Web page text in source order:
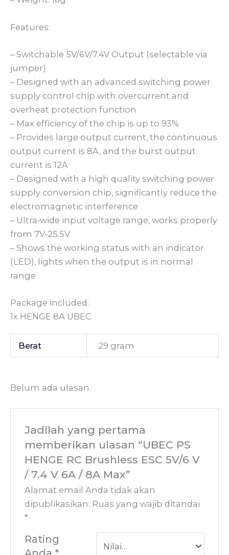
Features:
– Switchable 5V/6V/7.4V Output (selectable via
jumper)
– Designed with an advanced switching power
supply control chip with overcurrent and
overheat protection function
– Max efficiency of the chip is up to 93%
– Provides large output current, the continuous
output current is 8A, and the burst output
current is 12A
– Designed with a high quality switching power
supply conversion chip, significantly reduce the
electromagnetic interference
– Ultra‐wide input voltage range, works properly
from 7V‐25.5V
– Shows the working status with an indicator
(LED), lights when the output is in normal
range
Package included:
1x HENGE 8A UBEC
Berat 29 gram
Belum ada ulasan.
Jadilah yang pertama
memberikan ulasan “UBEC PS
HENGE RC Brushless ESC 5V/6 V
/ 7.4 V 6A / 8A Max”
Alamat email Anda tidak akan
dipublikasikan. Ruas yang wajib ditandai
*
Rating